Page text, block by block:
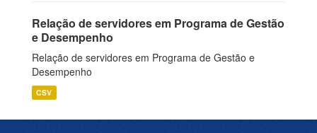
Relação de servidores em Programa de Gestão
e Desempenho
Relação de servidores em Programa de Gestão e
Desempenho
CSV